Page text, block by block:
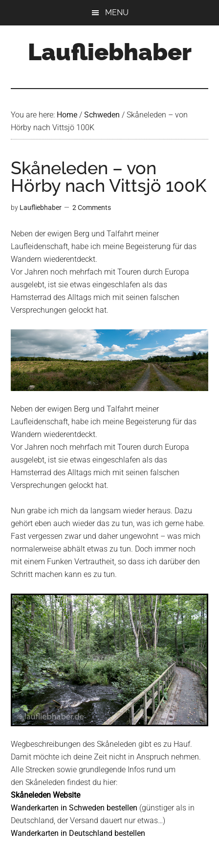
MENU
Laufliebhaber
You are here: Home / Schweden / Skåneleden – von
Hörby nach Vittsjö 100K
Skåneleden – von
Hörby nach Vittsjö 100K
by Laufliebhaber 2 Comments
Neben der ewigen Berg und Talfahrt meiner
Laufleidenschaft, habe ich meine Begeisterung für das
Wandern wiederentdeckt.
Vor Jahren noch mehrfach mit Touren durch Europa
ausgelebt, ist sie etwas eingeschlafen als das
Hamsterrad des Alltags mich mit seinen falschen
Versprechungen gelockt hat.
Neben der ewigen Berg und Talfahrt meiner
Laufleidenschaft, habe ich meine Begeisterung für das
Wandern wiederentdeckt.
Vor Jahren noch mehrfach mit Touren durch Europa
ausgelebt, ist sie etwas eingeschlafen als das
Hamsterrad des Alltags mich mit seinen falschen
Versprechungen gelockt hat.
Nun grabe ich mich da langsam wieder heraus. Dazu
gehört eben auch wieder das zu tun, was ich gerne habe.
Fast vergessen zwar und daher ungewohnt – was mich
normalerweise abhält etwas zu tun. Doch immer noch
mit einem Funken Vertrautheit, so dass ich darüber den
Schritt machen kann es zu tun.
Wegbeschreibungen des Skåneleden gibt es zu Hauf.
Damit möchte ich deine Zeit nicht in Anspruch nehmen.
Alle Strecken sowie grundlegende Infos rund um
den Skåneleden findest du hier:
Skåneleden Website
Wanderkarten in Schweden bestellen (günstiger als in
Deutschland, der Versand dauert nur etwas…)
Wanderkarten in Deutschland bestellen